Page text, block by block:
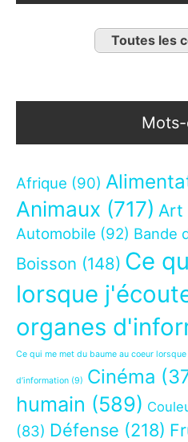
Toutes les
Afrique (90)
Animaux (717) Art
Automobile (92) Bande
Boisson (148) Ce
lorsque
organes
Ce qui me met du baume au coeur
d’information (9) Cinéma
humain (589)
(83) Défense (218)